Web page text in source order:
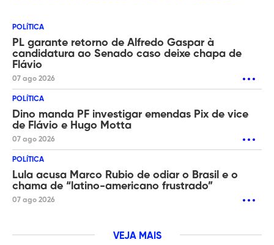
POLÍTICA
PL garante retorno de Alfredo Gaspar à
candidatura ao Senado caso deixe chapa de
Flávio
07 ago 2026
POLÍTICA
Dino manda PF investigar emendas Pix de vice
de Flávio e Hugo Motta
07 ago 2026
POLÍTICA
Lula acusa Marco Rubio de odiar o Brasil e o
chama de “latino-americano frustrado”
07 ago 2026
VEJA MAIS